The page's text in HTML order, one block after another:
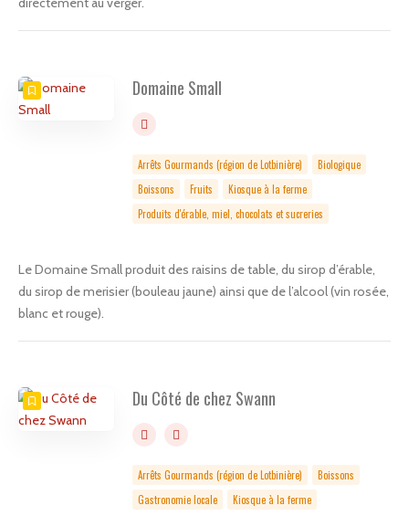
Domaine Small
Arrêts Gourmands (région de Lotbinière)
Biologique
Boissons
Fruits
Kiosque à la ferme
Produits d'érable, miel, chocolats et sucreries
Le Domaine Small produit des raisins de table, du sirop d’érable,
du sirop de merisier (bouleau jaune) ainsi que de l’alcool (vin rosée,
blanc et rouge).
Du Côté de chez Swann
Arrêts Gourmands (région de Lotbinière)
Boissons
Gastronomie locale
Kiosque à la ferme